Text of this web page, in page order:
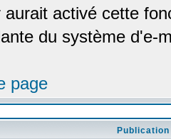
activé cette
du système d'e-
page
Publication